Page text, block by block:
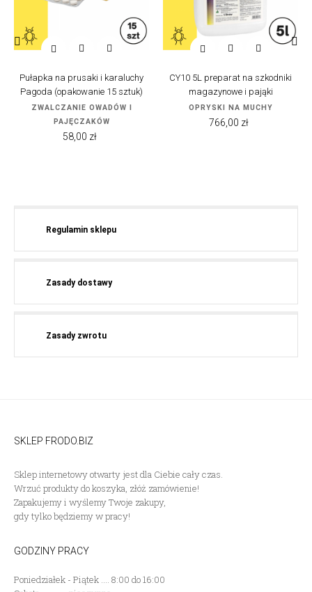

Pułapka na prusaki i karaluchy
Pagoda (opakowanie 15 sztuk)
ZWALCZANIE OWADÓW I
PAJĘCZAKÓW
Cena
58,00 zł

CY10 5L preparat na szkodniki
magazynowe i pająki
OPRYSKI NA MUCHY
Cena
766,00 zł
Regulamin sklepu
Zasady dostawy
Zasady zwrotu
SKLEP FRODO.BIZ
Sklep internetowy otwarty jest dla Ciebie cały czas.
Wrzuć produkty do koszyka, złóż zamówienie!
Zapakujemy i wyślemy Twoje zakupy,
gdy tylko będziemy w pracy!
GODZINY PRACY
Poniedziałek - Piątek .... 8:00 do 16:00